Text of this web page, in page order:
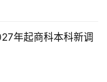
年起商科本科新调